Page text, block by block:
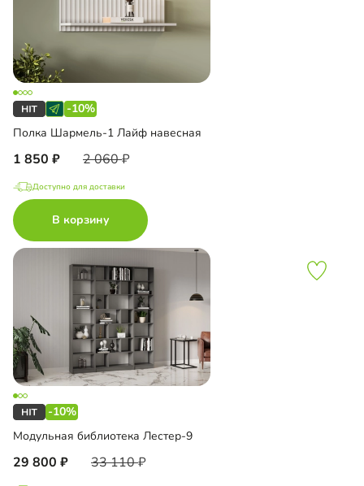
-10%
Полка Шармель-1 Лайф навесная
1 850 2 060
Доступно для доставки
В корзину
-10%
Модульная библиотека Лестер-9
29 800 33 110